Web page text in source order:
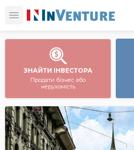
ЗНАЙТИ ІНВЕСТОРА
Продати бізнес або
нерухомість